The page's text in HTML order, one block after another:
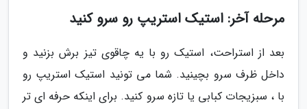
مرحله آخر: استیک استریپ رو سرو کنید
بعد از استراحت، استیک رو با یه چاقوی تیز برش بزنید و
داخل ظرف سرو بچینید. شما می تونید استیک استریپ رو
با ، سبزیجات کبابی یا تازه سرو کنید. برای اینکه حرفه ای تر